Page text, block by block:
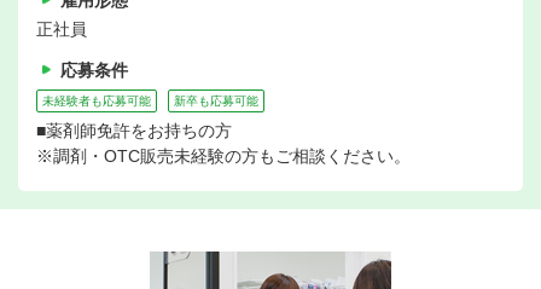
正社員
応募条件
未経験者も応募可能 新卒も応募可能
■薬剤師免許をお持ちの方
※調剤・OTC販売未経験の方もご相談ください。